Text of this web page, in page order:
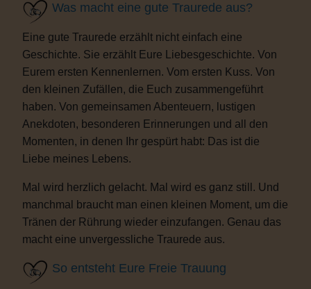
Was macht eine gute Traurede aus?
Eine gute Traurede erzählt nicht einfach eine
Geschichte. Sie erzählt Eure Liebesgeschichte. Von
Eurem ersten Kennenlernen. Vom ersten Kuss. Von
den kleinen Zufällen, die Euch zusammengeführt
haben. Von gemeinsamen Abenteuern, lustigen
Anekdoten, besonderen Erinnerungen und all den
Momenten, in denen Ihr gespürt habt: Das ist die
Liebe meines Lebens.
Mal wird herzlich gelacht. Mal wird es ganz still. Und
manchmal braucht man einen kleinen Moment, um die
Tränen der Rührung wieder einzufangen. Genau das
macht eine unvergessliche Traurede aus.
So entsteht Eure Freie Trauung